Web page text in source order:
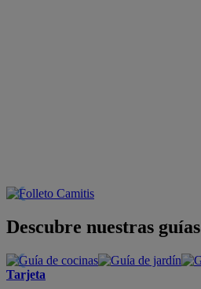
Descubre nuestras guías
Tarjeta